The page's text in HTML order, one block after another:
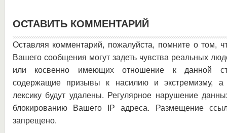
ОСТАВИТЬ КОММЕНТАРИЙ
Оставляя комментарий, пожалуйста, помните о том,
Вашего сообщения могут задеть чувства реальных
или косвенно имеющих отношение к данной
содержащие призывы к насилию и экстремизму, а
лексику будут удалены. Регулярное нарушение
блокированию Вашего IP адреса. Размещение
запрещено.